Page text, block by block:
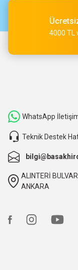
Müşteri
ilgili
O... B... | 07/
bunca
4000 TL
WhatsApp
Teknik Destek
ALINTERİ
ANKARA